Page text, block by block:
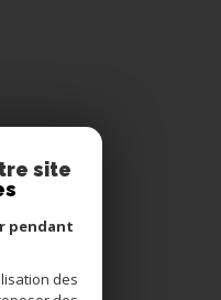
site
pendant
des